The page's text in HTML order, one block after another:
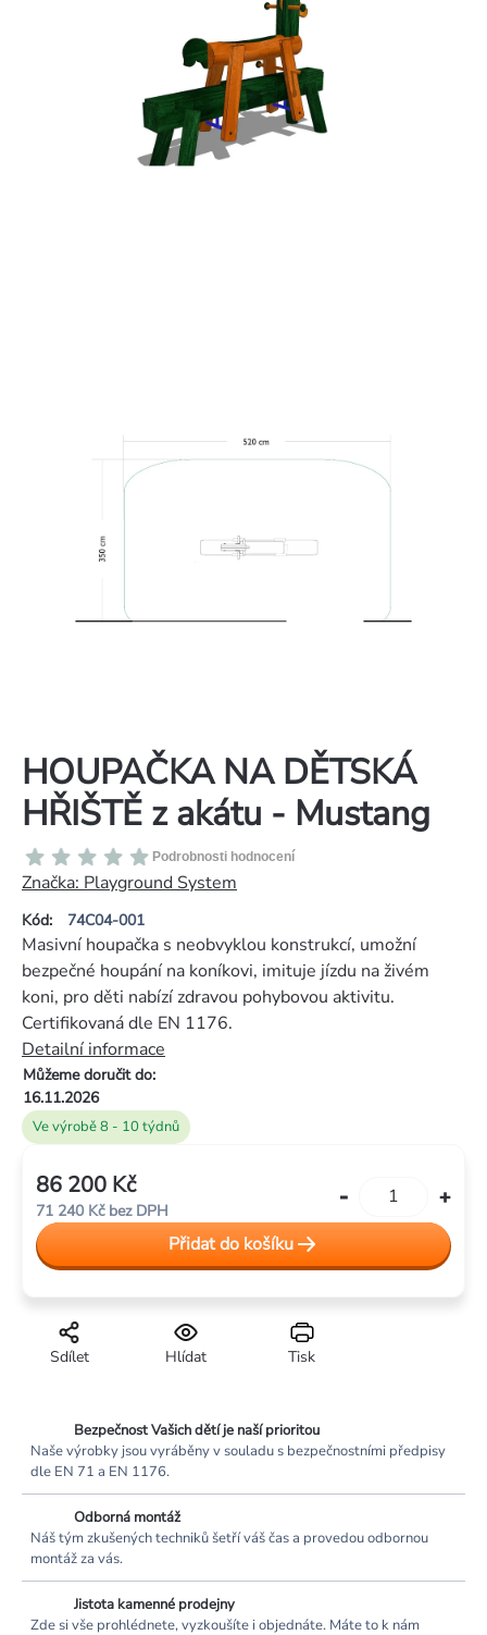
HOUPAČKA NA DĚTSKÁ
HŘIŠTĚ z akátu - Mustang
Kód: 74C04-001
Průměrné
hodnocení
produktu
je
0,0
z
5
hvězdiček.
Podrobnosti hodnocení
Značka: Playground System
Ve výrobě 8 - 10 týdnů
Můžeme doručit do:
16.11.2026
Masivní houpačka s neobvyklou konstrukcí, umožní
bezpečné houpání na koníkovi, imituje jízdu na živém
koni, pro děti nabízí zdravou pohybovou aktivitu.
Certifikovaná dle EN 1176.
Detailní informace
Tisk
Hlídat
Sdílet
86 200 Kč
71 240 Kč bez DPH
cena:
Přidat do košíku
Bezpečnost Vašich dětí je naší prioritou
Naše výrobky jsou vyráběny v souladu s bezpečnostními předpisy
dle EN 71 a EN 1176.
Odborná montáž
Náš tým zkušených techniků šetří váš čas a provedou odbornou
montáž za vás.
Jistota kamenné prodejny
Zde si vše prohlédnete, vyzkoušíte i objednáte. Máte to k nám